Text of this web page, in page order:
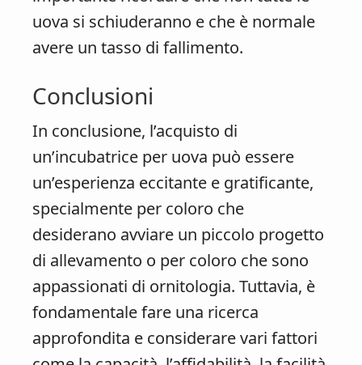
uova si schiuderanno e che è normale
avere un tasso di fallimento.
Conclusioni
In conclusione, l’acquisto di
un’incubatrice per uova può essere
un’esperienza eccitante e gratificante,
specialmente per coloro che
desiderano avviare un piccolo progetto
di allevamento o per coloro che sono
appassionati di ornitologia. Tuttavia, è
fondamentale fare una ricerca
approfondita e considerare vari fattori